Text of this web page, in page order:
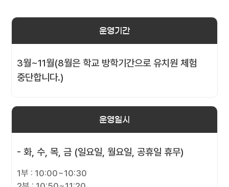
운영기간
3월~11월(8월은 학교 방학기간으로 유치원 체험
중단합니다.)
운영일시
- 화, 수, 목, 금 (일요일, 월요일, 공휴일 휴무)
1부 : 10:00~10:30